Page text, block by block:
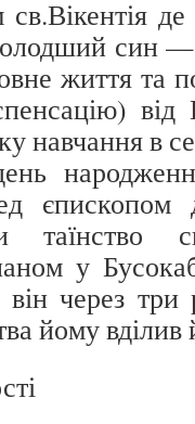
св.Вікентія
син
життя та
навчання в
єпископом
у
через три
йому